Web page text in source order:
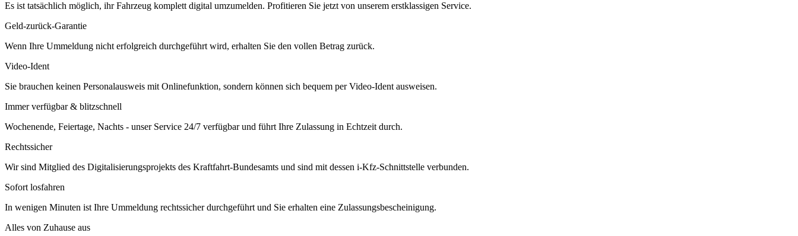
Es ist tatsächlich möglich, ihr Fahrzeug komplett digital umzumelden. Profitieren Sie jetzt von unserem erstklassigen Service.
Geld-zurück-Garantie
Wenn Ihre Ummeldung nicht erfolgreich durchgeführt wird, erhalten Sie den vollen Betrag zurück.
Video-Ident
Sie brauchen keinen Personalausweis mit Onlinefunktion, sondern können sich bequem per Video-Ident ausweisen.
Immer verfügbar & blitzschnell
Wochenende, Feiertage, Nachts - unser Service 24/7 verfügbar und führt Ihre Zulassung in Echtzeit durch.
Rechtssicher
Wir sind Mitglied des Digitalisierungsprojekts des Kraftfahrt-Bundesamts und sind mit dessen i-Kfz-Schnittstelle verbunden.
Sofort losfahren
In wenigen Minuten ist Ihre Ummeldung rechtssicher durchgeführt und Sie erhalten eine Zulassungsbescheinigung.
Alles von Zuhause aus